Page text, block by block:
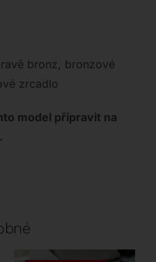
bronz, bronzové
zrcadlo
model připravit na